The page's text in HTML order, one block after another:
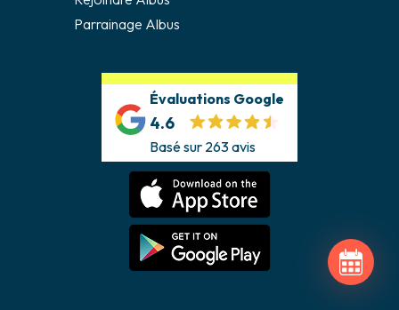
Parrainage Albus
Évaluations Google
4.6
Basé sur 263 avis